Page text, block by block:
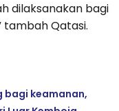
dilaksanakan bagi
tambah Qatasi.
bagi keamanan,